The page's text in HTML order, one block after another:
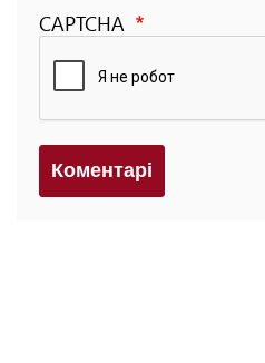
CAPTCHA
Коментарi